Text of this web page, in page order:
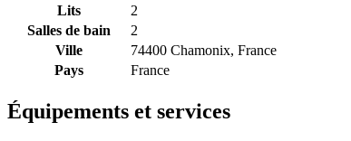
Lits
2
Salles de bain
2
Ville
74400 Chamonix, France
Pays
France
Équipements et services